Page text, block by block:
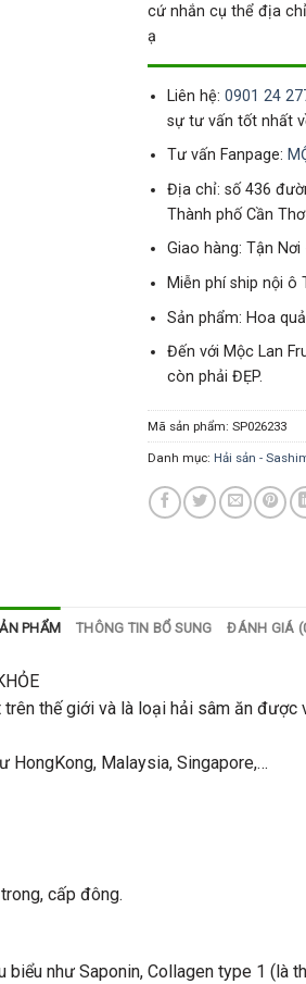
cứ nhắn cụ thể địa
ạ
Liên hệ:0901 24
sự tư vấn tốt nhất
Tư vấn Fanpage:
Địa chỉ: số 436
Thành phố Cần Thơ
Giao hàng: Tận
Miễn phí ship nội ô
Sản phẩm: Hoa
Đến với Mộc Lan
còn phải ĐẸP.
Mã sản phẩm: SP026233
Danh mục: Hải sản -
PHẨM THÔNG TIN BỔ SUNG ĐÁNH GIÁ
thế giới và là loại hải sâm ăn
Malaysia, Singapore,…
cấp đông.
biểu như Saponin, Collagen type 1 (là